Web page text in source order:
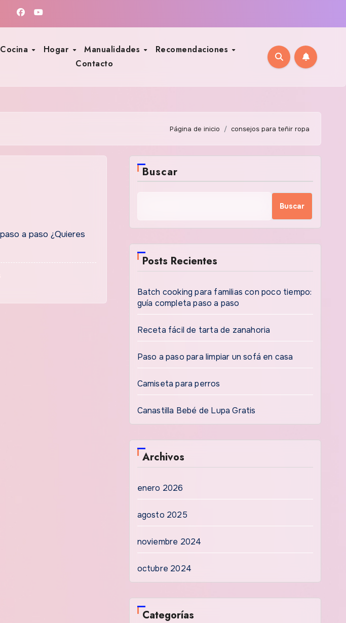
Cocina Hogar Manualidades
Recomendaciones
Contacto
Página de inicio consejos para teñir ropa
Buscar
Buscar
Posts Recientes
Batch cooking para familias con poco tiempo:
guía completa paso a paso
Receta fácil de tarta de zanahoria
Paso a paso para limpiar un sofá en casa
Camiseta para perros
Canastilla Bebé de Lupa Gratis
Archivos
enero 2026
agosto 2025
noviembre 2024
octubre 2024
Categorías